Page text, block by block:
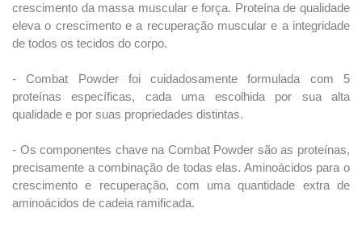
crescimento da massa muscular e força. Proteína de qualidade
eleva o crescimento e a recuperação muscular e a integridade
de todos os tecidos do corpo.
- Combat Powder foi cuidadosamente formulada com 5
proteínas específicas, cada uma escolhida por sua alta
qualidade e por suas propriedades distintas.
- Os componentes chave na Combat Powder são as proteínas,
precisamente a combinação de todas elas. Aminoácidos para o
crescimento e recuperação, com uma quantidade extra de
aminoácidos de cadeia ramificada.